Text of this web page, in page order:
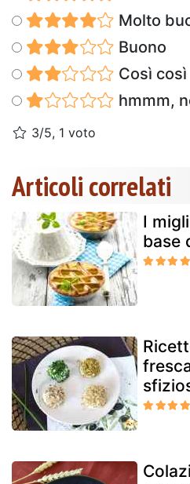
Molto
Buono
Così così
hmmm,
3/5, 1 voto
Articoli correlati
I
base